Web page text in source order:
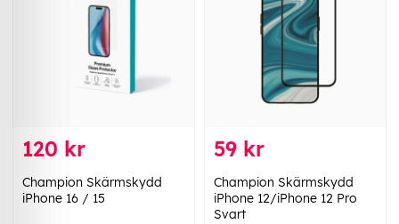
120 kr
Champion Skärmskydd
iPhone 16 / 15
59 kr
Champion Skärmskydd
iPhone 12/iPhone 12 Pro
Svart